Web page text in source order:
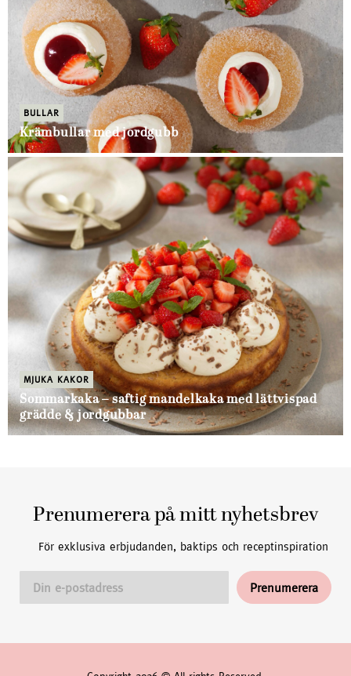
BULLAR
Krämbullar med jordgubb
MJUKA KAKOR
Sommarkaka – saftig mandelkaka med lättvispad
grädde & jordgubbar
Prenumerera på mitt nyhetsbrev
För exklusiva erbjudanden, baktips och receptinspiration